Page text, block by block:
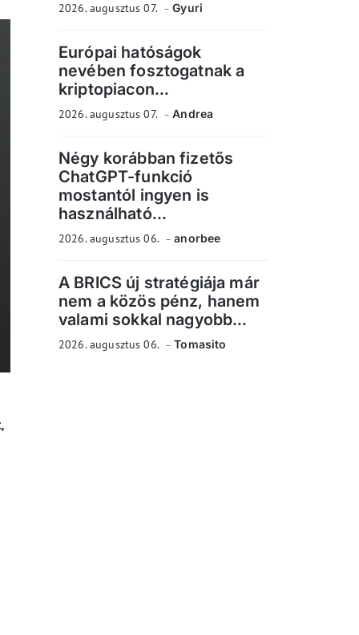
2026. augusztus 07. Gyuri
Európai hatóságok
nevében fosztogatnak a
kriptopiacon...
2026. augusztus 07. Andrea
Négy korábban fizetős
ChatGPT-funkció
mostantól ingyen is
használható...
2026. augusztus 06. anorbee
A BRICS új stratégiája már
nem a közös pénz, hanem
valami sokkal nagyobb...
2026. augusztus 06. Tomasito